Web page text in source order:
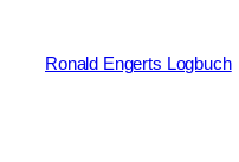
springenRonald Engerts Logbuch